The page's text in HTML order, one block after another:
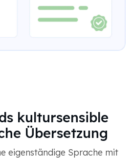
kultursensible
Übersetzung
eigenständige Sprache mit